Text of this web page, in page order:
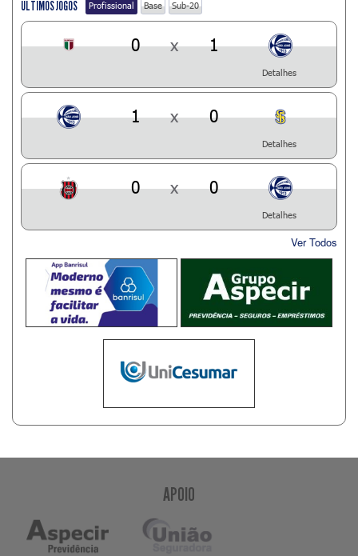
ÚLTIMOS JOGOS Profissional Base Sub-20
0 x 1
Detalhes
1 x 0
Detalhes
0 x 0
Detalhes
Ver Todos
APOIO